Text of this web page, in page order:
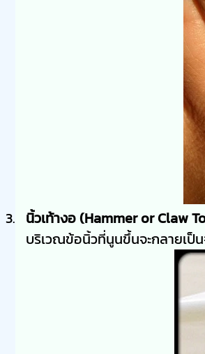
นิ้วเท้างอ (Hammer or Claw
บริเวณข้อนิ้วที่นูนขึ้นจะกลายเป็